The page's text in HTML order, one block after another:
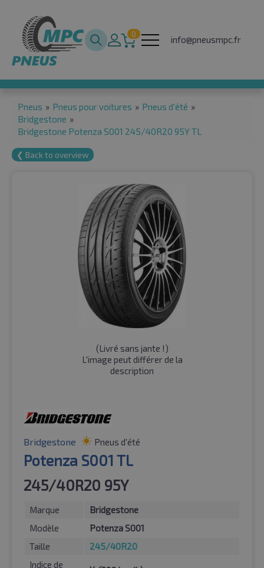
0
info@pneusmpc.fr
Pneus » Pneus pour voitures » Pneus d'été »
Bridgestone »
Bridgestone Potenza S001 245/40R20 95Y TL
❮ Back to overview
(Livré sans jante !)
L'image peut différer de la
description
Bridgestone Pneus d'été
Potenza S001 TL
245/40R20 95Y
Marque
Bridgestone
Modèle
Potenza S001
Taille
245/40R20
Indice de